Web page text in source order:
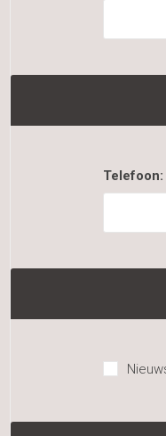
Telefoon: